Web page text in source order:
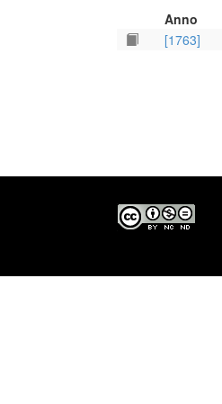
Anno
[1763]